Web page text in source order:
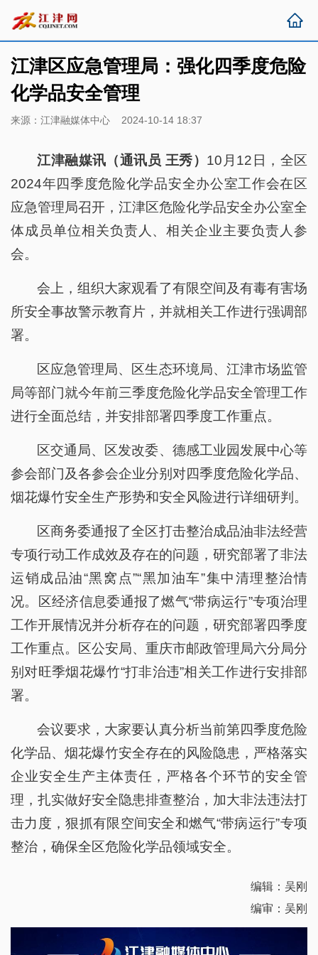
江津区应急管理局：强化四季度危险
化学品安全管理
来源：江津融媒体中心 2024-10-14 18:37
江津融媒讯（通讯员 王秀） 10月12日，全区
2024年四季度危险化学品安全办公室工作会在区
应急管理局召开，江津区危险化学品安全办公室全
体成员单位相关负责人、相关企业主要负责人参
会。
会上，组织大家观看了有限空间及有毒有害场
所安全事故警示教育片，并就相关工作进行强调部
署。
区应急管理局、区生态环境局、江津市场监管
局等部门就今年前三季度危险化学品安全管理工作
进行全面总结，并安排部署四季度工作重点。
区交通局、区发改委、德感工业园发展中心等
参会部门及各参会企业分别对四季度危险化学品、
烟花爆竹安全生产形势和安全风险进行详细研判。
区商务委通报了全区打击整治成品油非法经营
专项行动工作成效及存在的问题，研究部署了非法
运销成品油“黑窝点”“黑加油车”集中清理整治情
况。区经济信息委通报了燃气“带病运行”专项治理
工作开展情况并分析存在的问题，研究部署四季度
工作重点。区公安局、重庆市邮政管理局六分局分
别对旺季烟花爆竹“打非治违”相关工作进行安排部
署。
会议要求，大家要认真分析当前第四季度危险
化学品、烟花爆竹安全存在的风险隐患，严格落实
企业安全生产主体责任，严格各个环节的安全管
理，扎实做好安全隐患排查整治，加大非法违法打
击力度，狠抓有限空间安全和燃气“带病运行”专项
整治，确保全区危险化学品领域安全。
编辑：吴刚
编审：吴刚